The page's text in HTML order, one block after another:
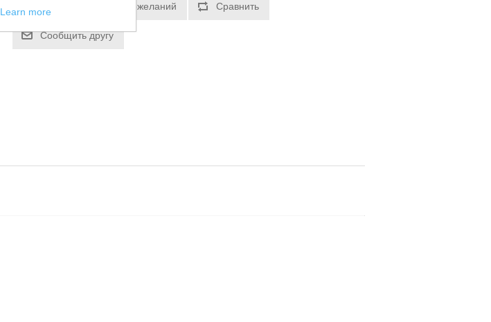
Добавить в список пожеланий Сравнить
Сообщить другу
Learn more